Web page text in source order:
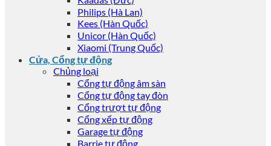
Philips (Hà Lan)
Kees (Hàn Quốc)
Unicor (Hàn Quốc)
Xiaomi (Trung Quốc)
Cửa, Cổng tự động
Chủng loại
Cổng tự động âm sàn
Cổng tự động tay đòn
Cổng trượt tự động
Cổng xếp tự động
Garage tự động
Barrie tự động